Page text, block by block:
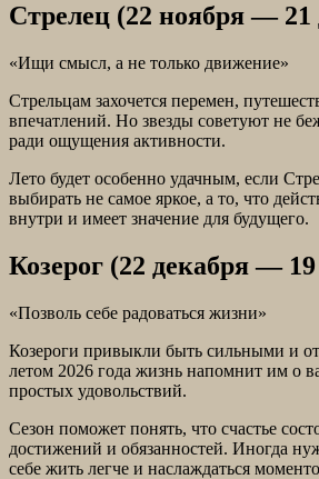
Стрелец (22 ноября — 21
«Ищи смысл, а не только движение»
Стрельцам захочется перемен,
впечатлений. Но звезды советуют не
ради ощущения активности.
Лето будет особенно удачным, если
выбирать не самое яркое, а то, что
внутри и имеет значение для будущего.
Козерог (22 декабря —
«Позволь себе радоваться жизни»
Козероги привыкли быть сильными и
летом 2026 года жизнь напомнит им о
простых удовольствий.
Сезон поможет понять, что счастье
достижений и обязанностей. Иногда
себе жить легче и наслаждаться